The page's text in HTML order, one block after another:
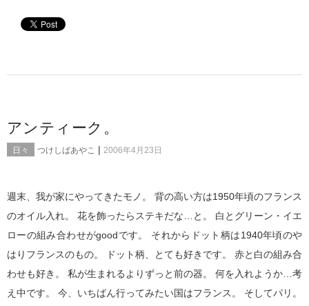
アンティーク。
日々 つけしばあやこ | 2006年4月23日
週末、我が家にやってきたモノ。 背の高い方は1950年頃のフランス
のオイル入れ。 花を飾ったらステキだな…と。 白とグリーン・イエ
ローの組み合わせがgoodです。 それからドット柄は1940年頃のや
はりフランスのもの。 ドット柄、とても好きです。 赤と白の組み合
わせも好き。 私が生まれるよりずっと前の器。 何を入れようか…考
え中です。 今、いちばん行ってみたい国はフランス。 そしてパリ。